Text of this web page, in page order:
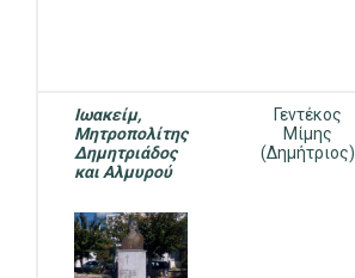
Ιωακείμ,
Μητροπολίτης
Δημητριάδος
και Αλμυρού
Γεντέκος
Μίμης
(Δημήτριος)